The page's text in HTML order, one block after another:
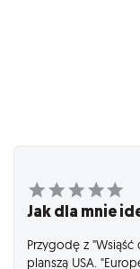
Jak dla mnie
Przygodę z
planszą USA.